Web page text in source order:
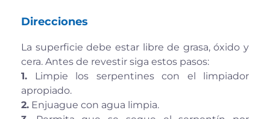
Direcciones
La superficie debe estar libre de grasa, óxido y
cera. Antes de revestir siga estos pasos:
1. Limpie los serpentines con el limpiador
apropiado.
2. Enjuague con agua limpia.